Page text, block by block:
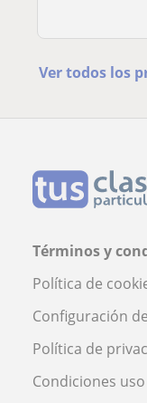
Ver todos los
Términos y
Política de
Configuración
Política de
Condiciones